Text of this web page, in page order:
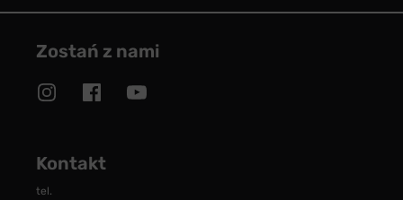
Zostań z nami
Kontakt
tel.